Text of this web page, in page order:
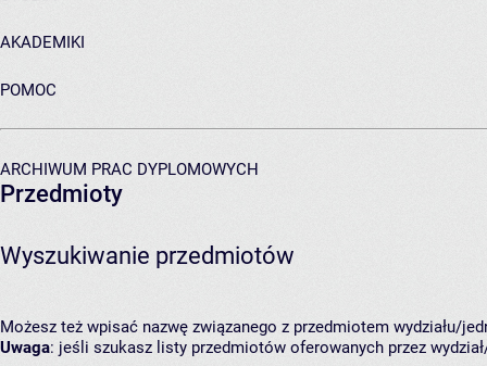
AKADEMIKI
POMOC
ARCHIWUM PRAC DYPLOMOWYCH
Przedmioty
Wyszukiwanie przedmiotów
Możesz też wpisać nazwę związanego z przedmiotem wydziału/
Uwaga: jeśli szukasz listy przedmiotów oferowanych przez